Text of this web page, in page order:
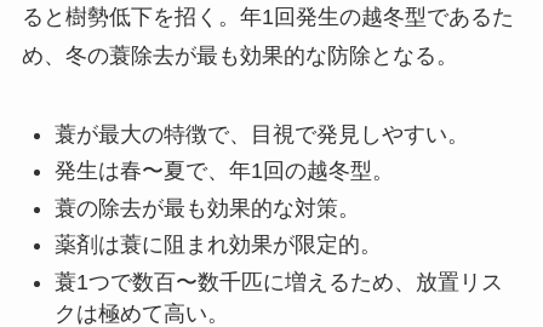
ると樹勢低下を招く。年1回発生の越冬型であるた
め、冬の蓑除去が最も効果的な防除となる。
蓑が最大の特徴で、目視で発見しやすい。
発生は春〜夏で、年1回の越冬型。
蓑の除去が最も効果的な対策。
薬剤は蓑に阻まれ効果が限定的。
蓑1つで数百〜数千匹に増えるため、放置リス
クは極めて高い。